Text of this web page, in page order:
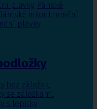
plavky, Pánské
inkontinenční
plavky
bez záložek,
se záložkami,
s lepítky